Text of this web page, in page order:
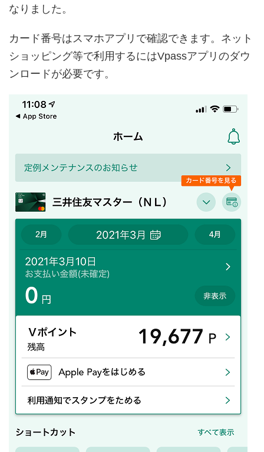
なりました。
カード番号はスマホアプリで確認できます。ネット
ショッピング等で利用するにはVpassアプリのダウ
ンロードが必要です。